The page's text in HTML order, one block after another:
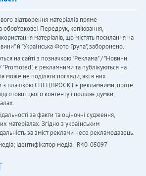
відтворення матеріалів пряме
обов'язкове! Передрук, копіювання,
матеріалів, що містять посилання на
й "Українська Фото Група", заборонено.
на сайті з позначкою "Реклама" / "Новини
"Promoted", є рекламними та публікуються на
може не поділяти погляди, які в них
з плашкою СПЕЦПРОЄКТ є рекламними, проте
цього контенту і поділяє думки,
за факти та оціночні судження,
матеріалах. Згідно з українським
за зміст реклами несе рекламодавець.
ідентифікатор медіа - R40-05097